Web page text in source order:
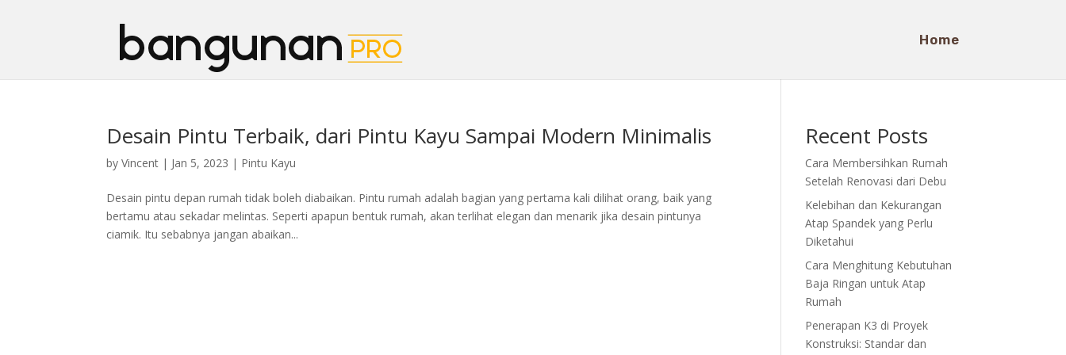
Home
Desain Pintu Terbaik, dari Pintu Kayu Sampai Modern Minimalis
byVincent | Jan 5, 2023 | Pintu Kayu
Desain pintu depan rumah tidak boleh diabaikan. Pintu rumah adalah bagian yang pertama kali dilihat orang, baik yang
bertamu atau sekadar melintas. Seperti apapun bentuk rumah, akan terlihat elegan dan menarik jika desain pintunya
ciamik. Itu sebabnya jangan abaikan...
Recent Posts
Cara Membersihkan Rumah
Setelah Renovasi dari Debu
Kelebihan dan Kekurangan
Atap Spandek yang Perlu
Diketahui
Cara Menghitung Kebutuhan
Baja Ringan untuk Atap
Rumah
Penerapan K3 di Proyek
Konstruksi: Standar dan